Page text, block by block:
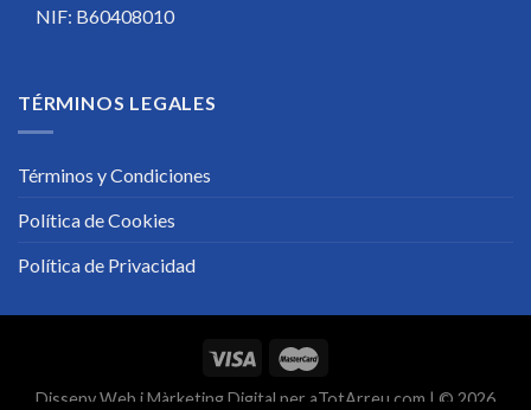
NIF: B60408010
TÉRMINOS LEGALES
Términos y Condiciones
Política de Cookies
Política de Privacidad
Disseny Web iMàrketing Digital per aTotArreu.com | © 2026